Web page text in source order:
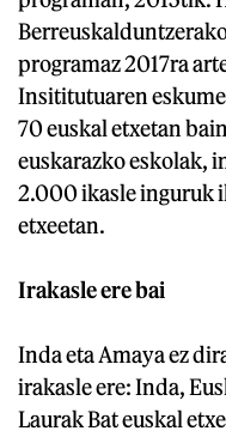
programaz 2017ra
Insititutuaren
70 euskal etxetan
euskarazko eskolak,
2.000 ikasle inguruk
etxeetan.
Irakasle ere bai
Inda eta Amaya ez
irakasle ere: Inda,
Laurak Bat euskal